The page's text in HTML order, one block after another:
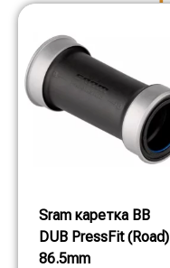
Sram каретка BB
DUB PressFit (Road)
86.5mm